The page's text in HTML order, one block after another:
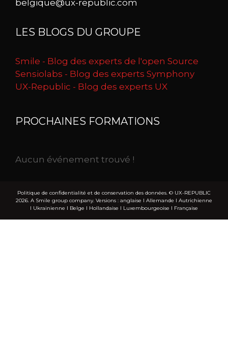
belgique@ux-republic.com
LES BLOGS DU GROUPE
Smile - Blog des experts de l'open Source
Sensiolabs - Blog des experts Symphony
UX-Republic - Blog des experts UX
PROCHAINES FORMATIONS
Aucun événement trouvé !
Politique de confidentialité et de conservation des données. © UX-REPUBLIC
2026. A Smile group company. Versions : anglaise I Allemande I Autrichienne
I Ukrainienne I Belge I Hollandaise I Luxembourgeoise I Française